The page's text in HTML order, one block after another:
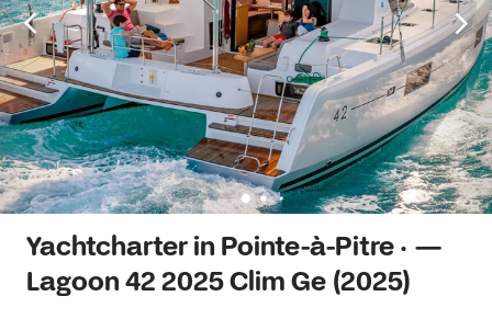
Yachtcharter in Pointe-à-Pitre · —
Lagoon 42 2025 Clim Ge (2025)